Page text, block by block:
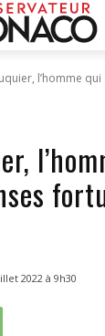
l’homme
2022 à 9h30